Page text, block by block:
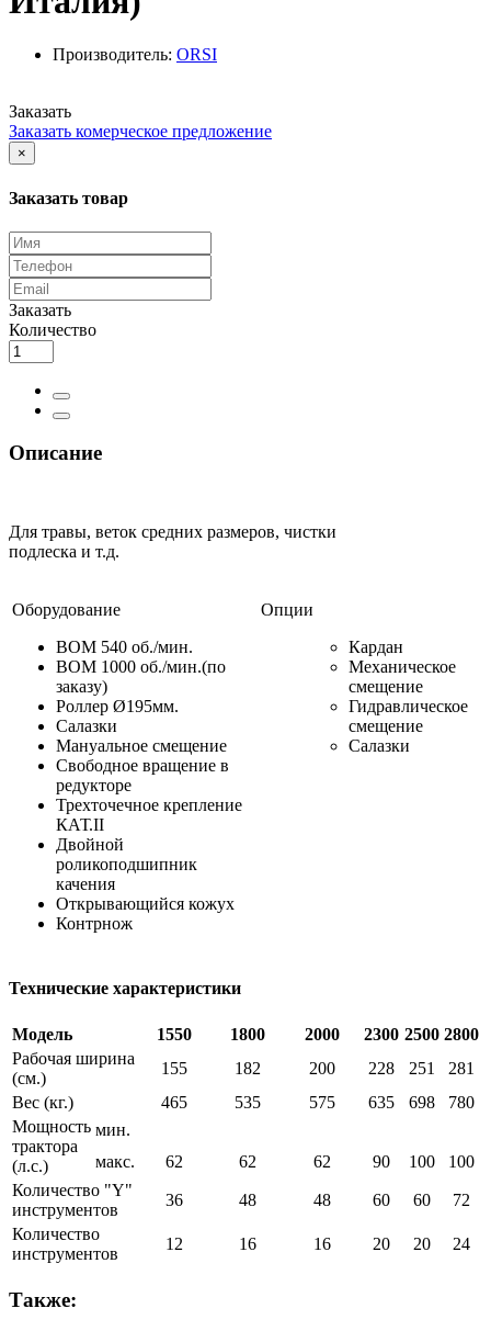
Производитель: ORSI
Заказать
Заказать комерческое предложение
×
Заказать товар
Заказать
Количество
Описание
Для травы, веток средних размеров, чистки
подлеска и т.д.
Оборудование
BOM 540 oб./мин.
BOM 1000 oб./мин.(по
заказу)
Роллер Ø195мм.
Салазки
Мануальное смещение
Cвободное вращение в
редукторе
Трехточечное крепление
КАТ.ІІ
Двойной
роликоподшипник
качения
Открывающийся кожух
Контрнож
Опции
Кардан
Механическое
смещение
Гидравлическое
смещение
Салазки
Технические характеристики
Модель 1550 1800 2000 2300 2500 2800
Рабочая ширина
(см.)
155 182 200 228 251
281
Вес (кг.)
465 535 575 635 698
780
Мощность
трактора
(л.с.)
мин.
макс.
62 62 62 90 100
100
Количество "Y"
инструментов
36 48 48 60 60
72
Количество
инструментов
12 16 16 20 20 24
Также: